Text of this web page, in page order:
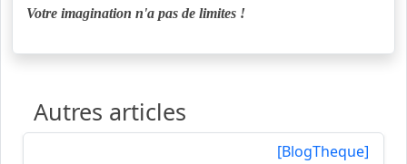
Votre imagination n'a pas de limites !
Autres articles
[BlogTheque]